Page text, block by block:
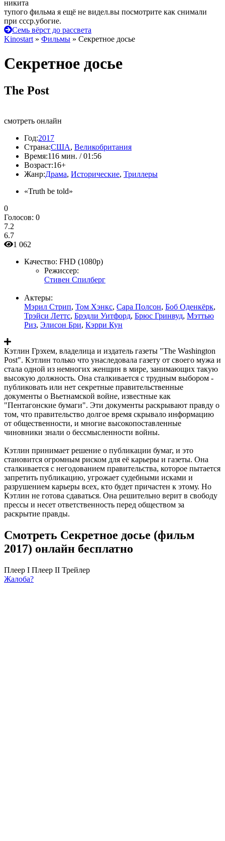
никита
тупого фильма я ещё не видел.вы посмотрите как снимали
при ссср.убогие.
Семь вёрст до рассвета
Kinostart » Фильмы » Секретное досье
Секретное досье
The Post
смотреть онлайн
Год:2017
Страна:США, Великобритания
Время:116 мин. / 01:56
Возраст:16+
Жанр:Драма, Исторические, Триллеры
«Truth be told»
0
Голосов: 0
7.2
6.7
1 062
Качество: FHD (1080p)
Режиссер:
Стивен Спилберг
Актеры:
Мэрил Стрип, Том Хэнкс, Сара Полсон, Боб Оденкёрк,
Трэйси Леттс, Брэдли Уитфорд, Брюс Гринвуд, Мэттью
Риз, Элисон Бри, Кэрри Кун
Кэтлин Грэхем, владелица и издатель газеты "The Washington
Post". Кэтлин только что унаследовала газету от своего мужа и
стала одной из немногих женщин в мире, занимающих такую
высокую должность. Она сталкивается с трудным выбором -
публиковать или нет секретные правительственные
документы о Вьетнамской войне, известные как
"Пентагонские бумаги". Эти документы раскрывают правду о
том, что правительство долгое время скрывало информацию
от общественности, и многие высокопоставленные
чиновники знали о бессмысленности войны.
Кэтлин принимает решение о публикации бумаг, и это
становится огромным риском для её карьеры и газеты. Она
сталкивается с негодованием правительства, которое пытается
запретить публикацию, угрожает судебными исками и
разрушением карьеры всех, кто будет причастен к этому. Но
Кэтлин не готова сдаваться. Она решительно верит в свободу
прессы и несет ответственность перед обществом за
раскрытие правды.
Смотреть Секретное досье (фильм
2017) онлайн бесплатно
Плеер I Плеер II Трейлер
Жалоба?